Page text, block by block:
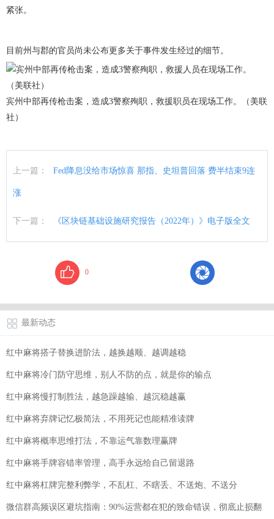
紧张。
目前州与郡的官员尚未公布更多关于事件发生经过的细节。
宾州中部再传枪击案，造成3警察殉职，救援职员在现场工作。（美联
社）
上一篇： Fed降息没给市场惊喜 那指、史坦普回落 费半结束9连
涨
下一篇： 《区块链基础设施研究报告（2022年）》电子版全文
0
最新动态
红中麻将搭子替换进阶法，越换越顺、越调越稳
红中麻将冷门防守思维，别人不防的点，就是你的输点
红中麻将慢打制胜法，越急躁越输、越沉稳越赢
红中麻将弃牌记忆极简法，不用死记也能精准读牌
红中麻将概率思维打法，不靠运气靠数理赢牌
红中麻将手牌容错率管理，高手永远给自己留退路
红中麻将杠牌完整利弊学，不乱杠、不瞎丢、不送炮、不送分
微信群高频误区避坑指南：90%运营都在犯的致命错误，彻底止损翻